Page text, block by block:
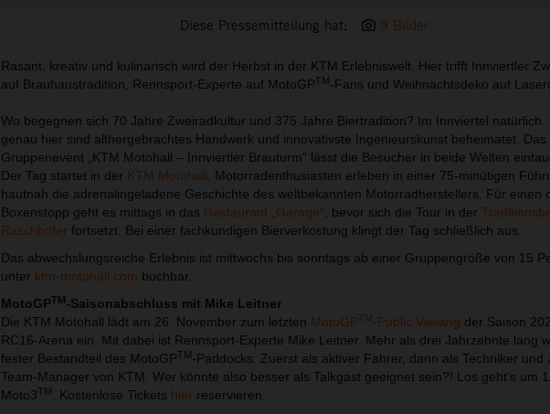
Diese Pressemitteilung hat: 9 Bilder
Rasant, kreativ und kulinarisch wird der Herbst in der KTM Erlebniswelt. Hier trifft Innviertler
auf Brauhaustradition, Rennsport-Experte auf MotoGPTM -Fans und Weihnachtsdeko auf
Wo begegnen sich 70 Jahre Zweiradkultur und 375 Jahre Biertradition? Im Innviertel natürlich.
genau hier sind althergebrachtes Handwerk und innovativste Ingenieurskunst beheimatet. Das
Gruppenevent „KTM Motohall – Innviertler Brauturm“ lässt die Besucher in beide Welten
Der Tag startet in der KTM Motohall. Motorradenthusiasten erleben in einer 75-minütigen
hautnah die adrenalingeladene Geschichte des weltbekannten Motorradherstellers. Für einen
Boxenstopp geht es mittags in das Restaurant „Garage“, bevor sich die Tour in der
Raschhofer fortsetzt. Bei einer fachkundigen Bierverkostung klingt der Tag schließlich aus.
Das abwechslungsreiche Erlebnis ist mittwochs bis sonntags ab einer Gruppengröße von 15
unter ktm-motohall.com buchbar.
MotoGPTM -Saisonabschluss mit Mike Leitner
Die KTM Motohall lädt am 26. November zum letzten MotoGPTM -Public Viewing der Saison
RC16-Arena ein. Mit dabei ist Rennsport-Experte Mike Leitner. Mehr als drei Jahrzehnte lang
fester Bestandteil des MotoGPTM -Paddocks. Zuerst als aktiver Fahrer, dann als Techniker und
Team-Manager von KTM. Wer könnte also besser als Talkgast geeignet sein?! Los geht’s um
Moto3TM . Kostenlose Tickets hier reservieren.